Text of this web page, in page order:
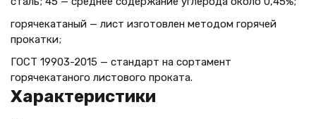
горячекатаный — лист изготовлен методом горячей
прокатки;
ГОСТ 19903-2015 — стандарт на сортамент
горячекатаного листового проката.
Характеристики